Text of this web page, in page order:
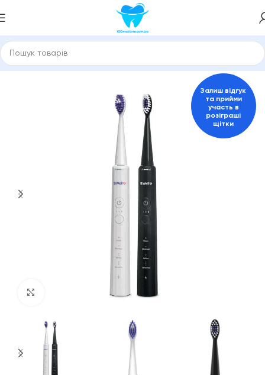
Головна Електричні зубні щітки Для дорослих
Залиш відгук
та прийми
участь в
розіграші
щітки